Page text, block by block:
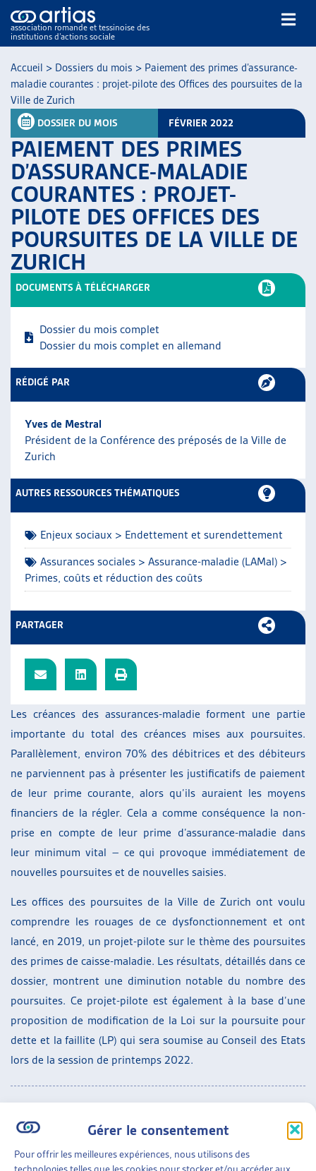
Gérer le consentement
Pour offrir les meilleures expériences, nous utilisons des
association romande et tessinoise des
institutions d’actions sociale
NOS PUBLICATIONS
ARTICLES
DOSSIERS DU MOIS
VEILLE
RESSOURCES
THÉMATIQUES
GUIDE SOCIAL ROMAND
AUTRES
ARTIAS
L’ASSOCIATION
JOURNÉES D’AUTOMNE
Accueil > Dossiers du mois > Paiement des primes d’assurance-
maladie courantes : projet-pilote des Offices des poursuites de la
Ville de Zurich
DOSSIER DU MOIS FÉVRIER 2022
PAIEMENT DES PRIMES
D’ASSURANCE-MALADIE
COURANTES : PROJET-
PILOTE DES OFFICES DES
POURSUITES DE LA VILLE DE
ZURICH
Les créances des assurances-maladie forment une partie
importante du total des créances mises aux poursuites.
Parallèlement, environ 70% des débitrices et des débiteurs
ne parviennent pas à présenter les justificatifs de paiement
de leur prime courante, alors qu’ils auraient les moyens
financiers de la régler. Cela a comme conséquence la non-
prise en compte de leur prime d’assurance-maladie dans
leur minimum vital – ce qui provoque immédiatement de
nouvelles poursuites et de nouvelles saisies.
Les offices des poursuites de la Ville de Zurich ont voulu
comprendre les rouages de ce dysfonctionnement et ont
lancé, en 2019, un projet-pilote sur le thème des poursuites
des primes de caisse-maladie. Les résultats, détaillés dans ce
dossier, montrent une diminution notable du nombre des
poursuites. Ce projet-pilote est également à la base d’une
proposition de modification de la Loi sur la poursuite pour
dette et la faillite (LP) qui sera soumise au Conseil des Etats
lors de la session de printemps 2022.
nous publions également un document synthétique qui en
présente les idées forces sous forme de « faits et chiffres » :
DOCUMENTS À TÉLÉCHARGER
Dossier du mois complet
Dossier du mois complet en allemand
RÉDIGÉ PAR
Yves de Mestral
Président de la Conférence des préposés de la Ville de
Zurich
AUTRES RESSOURCES THÉMATIQUES
Enjeux sociaux > Endettement et surendettement
Assurances sociales > Assurance-maladie (LAMal) >
Primes, coûts et réduction des coûts
PARTAGER